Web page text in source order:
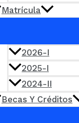
Matrícula
2026-I
2025-I
2024-II
Becas Y Créditos